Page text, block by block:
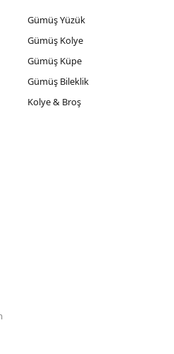
Gümüş Yüzük
Gümüş Kolye
Gümüş Küpe
Gümüş Bileklik
Kolye & Broş